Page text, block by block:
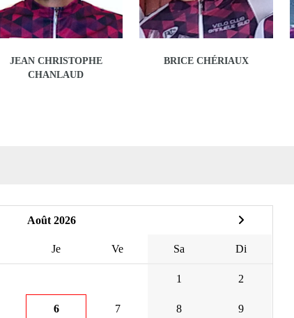
JEAN CHRISTOPHE
CHANLAUD
BRICE CHÉRIAUX
Août 2026
Je Ve Sa Di
1 2
6 7 8 9